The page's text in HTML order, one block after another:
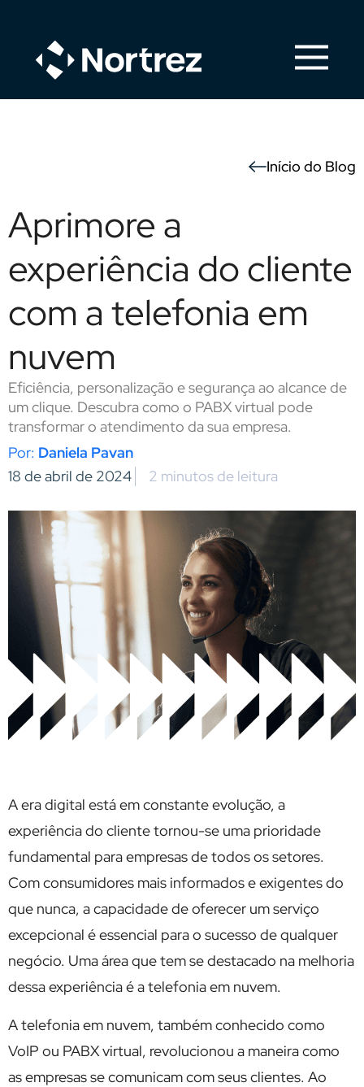
Início do Blog
Aprimore a
experiência do cliente
com a telefonia em
nuvem
Eficiência, personalização e segurança ao alcance de
um clique. Descubra como o PABX virtual pode
transformar o atendimento da sua empresa.
Daniela Pavan
18 de abril de 2024
2 minutos de leitura
A era digital está em constante evolução, a
experiência do cliente tornou-se uma prioridade
fundamental para empresas de todos os setores.
Com consumidores mais informados e exigentes do
que nunca, a capacidade de oferecer um serviço
excepcional é essencial para o sucesso de qualquer
negócio. Uma área que tem se destacado na melhoria
dessa experiência é a telefonia em nuvem.
A telefonia em nuvem, também conhecido como
VoIP ou PABX virtual, revolucionou a maneira como
as empresas se comunicam com seus clientes. Ao